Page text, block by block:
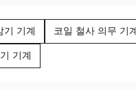
기 기계 코일 철사 의무 기계
기계